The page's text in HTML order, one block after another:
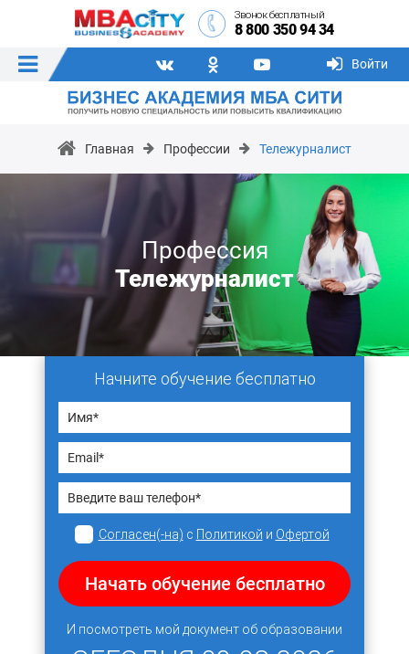
Звонок бесплатный
8 800 350 94 34
Войти
Главная Профессии Тележурналист
Профессия
Тележурналист
Начните обучение бесплатно
Согласен(-на) с Политикой и Офертой
Начать обучение бесплатно
И посмотреть мой документ об образовании